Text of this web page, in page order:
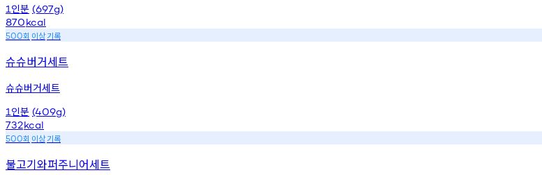
1 인분 (697g)
870kcal
500회 이상기록
슈슈버거세트
슈슈버거세트
1 인분 (409g)
732kcal
500회 이상기록
불고기와퍼주니어세트